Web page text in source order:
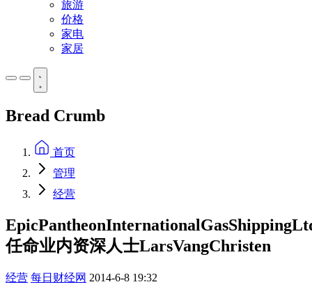
旅游
价格
家电
家居
Bread Crumb
首页
管理
经营
任命业内资深人士LarsVangChristen
经营 每日财经网 2014-6-8 19:32